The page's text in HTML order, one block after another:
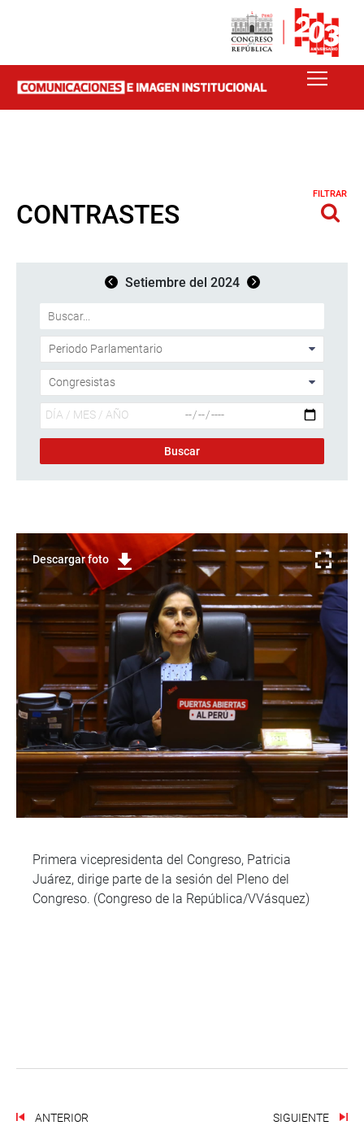
CONTRASTES
FILTRAR
Setiembre del 2024
Descargar foto
Primera vicepresidenta del Congreso, Patricia
Juárez, dirige parte de la sesión del Pleno del
Congreso. (Congreso de la República/VVásquez)
ANTERIOR SIGUIENTE